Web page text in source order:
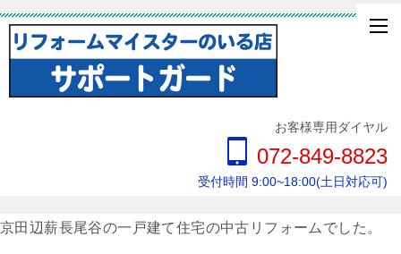
お客様専用ダイヤル
072-849-8823
受付時間 9:00~18:00(土日対応可)
京田辺薪長尾谷の一戸建て住宅の中古リフォームでした。